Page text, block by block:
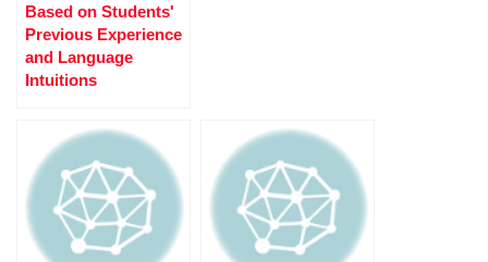
Based on Students'
Previous Experience
and Language
Intuitions